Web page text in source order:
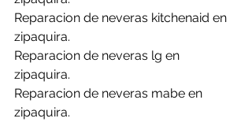
Reparacion de neveras kitchenaid en
zipaquira.
Reparacion de neveras lg en
zipaquira.
Reparacion de neveras mabe en
zipaquira.